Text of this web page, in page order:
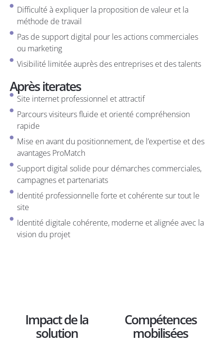
Difficulté à expliquer la proposition de valeur et la
méthode de travail
Pas de support digital pour les actions commerciales
ou marketing
Visibilité limitée auprès des entreprises et des talents
Après iterates
Site internet professionnel et attractif
Parcours visiteurs fluide et orienté compréhension
rapide
Mise en avant du positionnement, de l’expertise et des
avantages ProMatch
Support digital solide pour démarches commerciales,
campagnes et partenariats
Identité professionnelle forte et cohérente sur tout le
site
Identité digitale cohérente, moderne et alignée avec la
vision du projet
Impact de la
solution
Compétences
mobilisées